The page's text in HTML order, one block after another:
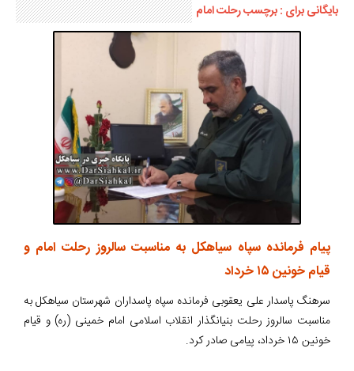
بایگانی برای : برچسب رحلت امام
پیام فرمانده سپاه سیاهکل به مناسبت سالروز رحلت امام و
قیام خونین ۱۵ خرداد
سرهنگ پاسدار علی یعقوبی فرمانده سپاه پاسداران شهرستان سیاهکل به
مناسبت سالروز رحلت بنیانگذار انقلاب اسلامی امام خمینی (ره) و قیام
خونین ۱۵ خرداد، پیامی صادر کرد.